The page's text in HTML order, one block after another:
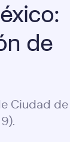
de
Ciudad de